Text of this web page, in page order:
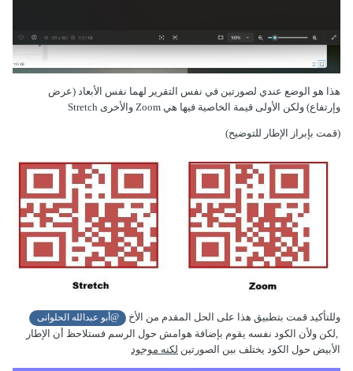
هذا هو الوضع عندي لصورتين في نفس التقرير لهما نفس الأبعاد (عرض
وإرتفاع) ولكن الأولى قيمة الخاصية فيها هي Zoom والأخرى Stretch
(قمت بإبراز الإطار للتوضيح)
وللتأكيد قمت بتطبيق هذا على الحل المقدم من الأخ @أبو عبدالله الحلوانى
,لكن ولأن الكود نفسه يقوم بإضافة هوامش حول الرسم فستلاحظ أن الإطار
الأبيض حول الكود يختلف بين الصورتين لكنه موجود